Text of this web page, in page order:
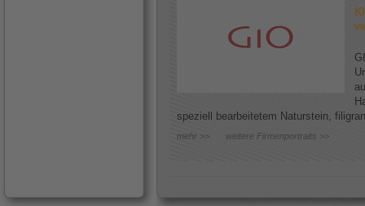
speziell bearbeitetem Naturstein,
mehr >> weitere Firmenportraits >>